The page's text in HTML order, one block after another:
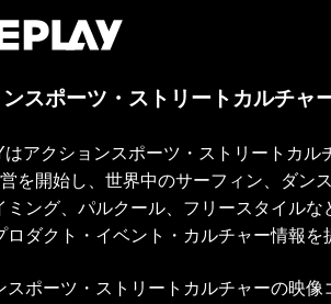
スポーツ・ストリートカルチャ
はアクションスポーツ・ストリートカ
を開始し、世界中のサーフィン、ダン
ミング、パルクール、フリースタイル
ロダクト・イベント・カルチャー情報を
スポーツ・ストリートカルチャーの映